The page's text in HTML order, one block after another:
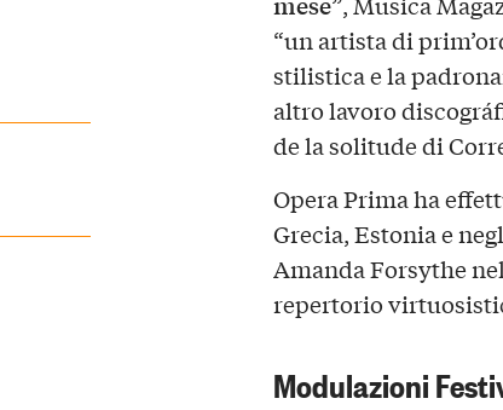
“un artista di
stilistica e la
altro lavoro
de la solitude di
Opera Prima ha
Grecia, Estonia e
Amanda Forsythe
repertorio
Modulazioni